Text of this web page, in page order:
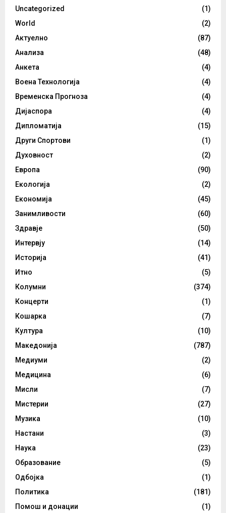
Uncategorized
(1)
World
(2)
Актуелно
(87)
Анализа
(48)
Анкета
(4)
Воена Технологија
(4)
Временска Прогноза
(4)
Дијаспора
(4)
Дипломатија
(15)
Други Спортови
(1)
Духовност
(2)
Европа
(90)
Екологија
(2)
Економија
(45)
Занимливости
(60)
Здравје
(50)
Интервју
(14)
Историја
(41)
Итно
(5)
Колумни
(374)
Концерти
(1)
Кошарка
(7)
Култура
(10)
Македонија
(787)
Медиуми
(2)
Медицина
(6)
Мисли
(7)
Мистерии
(27)
Музика
(10)
Настани
(3)
Наука
(23)
Образование
(5)
Одбојка
(1)
Политика
(181)
Помош и донации
(1)